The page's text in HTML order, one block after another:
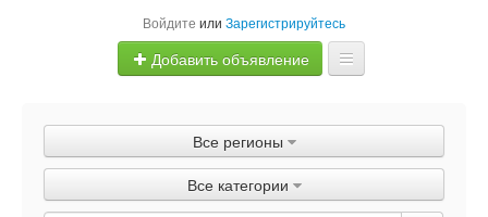
Войдите или Зарегистрируйтесь
Добавить объявление
Объявления
Быстрая продажа
Все регионы
Все категории